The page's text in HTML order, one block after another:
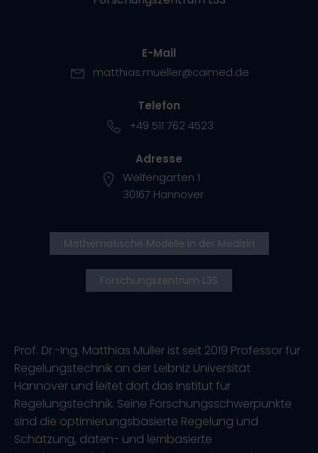
E-Mail
matthias.mueller@caimed.de
Adresse
Welfengarten 1
30167 Hannover
Telefon
+49 511 762 4523
Mathematische Modelle in der Medizin
Forschungszentrum L3S
Prof. Dr.-Ing. Matthias Müller ist seit 2019 Professor für
Regelungstechnik an der Leibniz Universität
Hannover und leitet dort das Institut für
Regelungstechnik. Seine Forschungsschwerpunkte
sind die optimierungsbasierte Regelung und
Schätzung, daten- und lernbasierte